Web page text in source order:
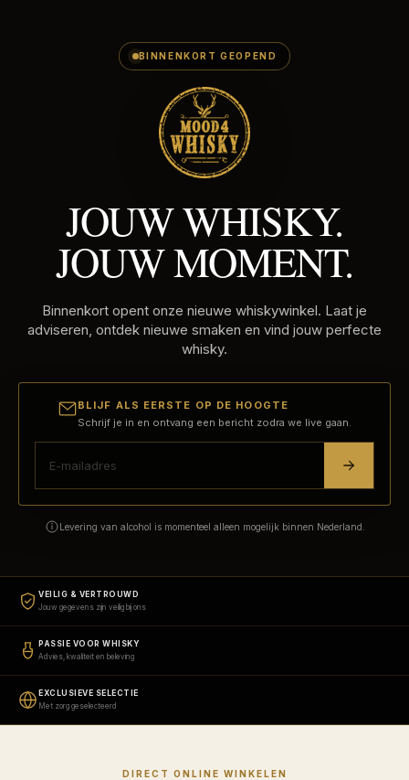
BINNENKORT GEOPEND
JOUW WHISKY.
JOUW MOMENT.
Binnenkort opent onze nieuwe whiskywinkel. Laat je
adviseren, ontdek nieuwe smaken en vind jouw perfecte
whisky.
BLIJF ALS EERSTE OP DE HOOGTE
Schrijf je in en ontvang een bericht zodra we live gaan.
Levering van alcohol is momenteel alleen mogelijk binnen Nederland.
VEILIG & VERTROUWD
Jouw gegevens zijn veilig bij ons
PASSIE VOOR WHISKY
Advies, kwaliteit en beleving
EXCLUSIEVE SELECTIE
Met zorg geselecteerd
DIRECT ONLINE WINKELEN